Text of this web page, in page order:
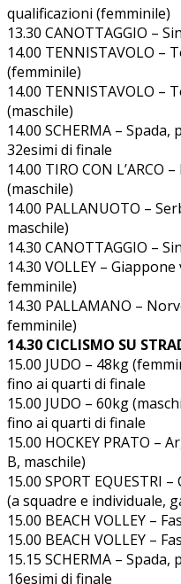
qualificazioni (femminile)
13.30 CANOTTAGGIO –
14.00 TENNISTAVOLO
(femminile)
14.00 TENNISTAVOLO
(maschile)
14.00 SCHERMA –
32esimi di finale
14.00 TIRO CON
(maschile)
14.00 PALLANUOTO –
maschile)
14.30 CANOTTAGGIO –
14.30 VOLLEY –
femminile)
14.30 PALLAMANO –
femminile)
14.30 CICLISMO SU
15.00 JUDO – 48kg
fino ai quarti di finale
15.00 JUDO – 60kg
fino ai quarti di finale
15.00 HOCKEY PRATO –
B, maschile)
15.00 SPORT EQUESTRI
(a squadre e individuale,
15.00 BEACH VOLLEY –
15.00 BEACH VOLLEY –
15.15 SCHERMA –
16esimi di finale